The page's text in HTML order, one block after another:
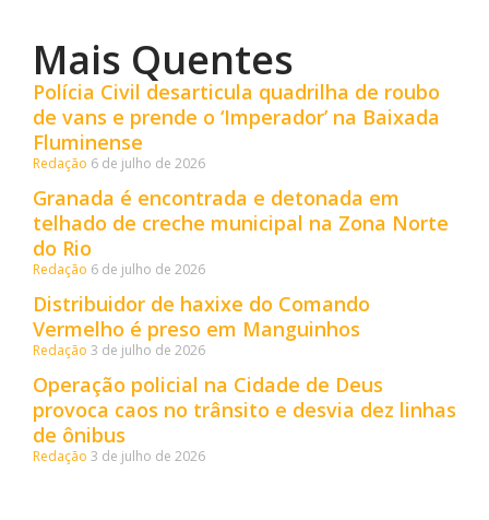
Mais Quentes
Polícia Civil desarticula quadrilha de roubo
de vans e prende o ‘Imperador’ na Baixada
Fluminense
Redação 6 de julho de 2026
Granada é encontrada e detonada em
telhado de creche municipal na Zona Norte
do Rio
Redação 6 de julho de 2026
Distribuidor de haxixe do Comando
Vermelho é preso em Manguinhos
Redação 3 de julho de 2026
Operação policial na Cidade de Deus
provoca caos no trânsito e desvia dez linhas
de ônibus
Redação 3 de julho de 2026